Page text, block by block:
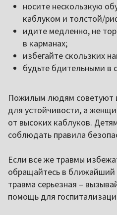
носите нескользкую
каблуком и толстой/
идите медленно, не
в карманах;
избегайте скользких
будьте бдительными в
Пожилым людям советуют
для устойчивости, а
от высоких каблуков.
соблюдать правила
Если все же травмы
обращайтесь в ближайший
травма серьезная –
помощь для